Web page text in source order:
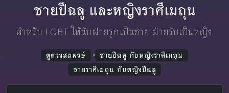
ชายปีฉลู และหญิงราศีเมถุน
สำหรับ LGBT ให้นับฝ่ายรุกเป็นชาย ฝ่ายรับเป็นหญิง
ดูดวงสมพงษ์
ชายปีฉลู กับหญิงราศีเมถุน
ชายราศีเมถุน กับหญิงปีฉลู